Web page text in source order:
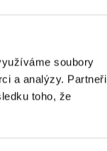
soubory
a analýzy. Partneři
toho, že